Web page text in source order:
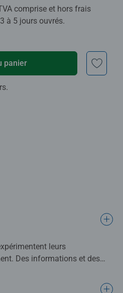
comprise et hors frais
à 5 jours ouvrés.
panier
leurs
Des informations et des
intergalactique. Julie, Tom